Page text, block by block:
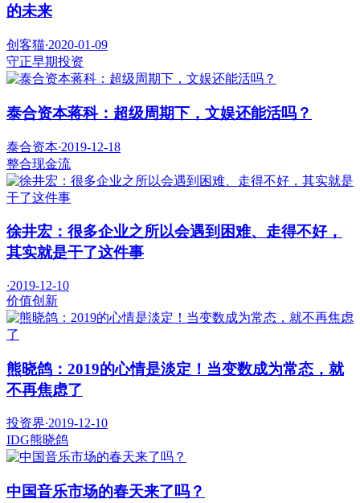
的未来
创客猫·2020-01-09
守正早期投资
泰合资本蒋科：超级周期下，文娱还能活吗？
泰合资本·2019-12-18
整合现金流
徐井宏：很多企业之所以会遇到困难、走得不好，
其实就是干了这件事
·2019-12-10
价值创新
熊晓鸽：2019的心情是淡定！当变数成为常态，就
不再焦虑了
投资界·2019-12-10
IDG熊晓鸽
中国音乐市场的春天来了吗？